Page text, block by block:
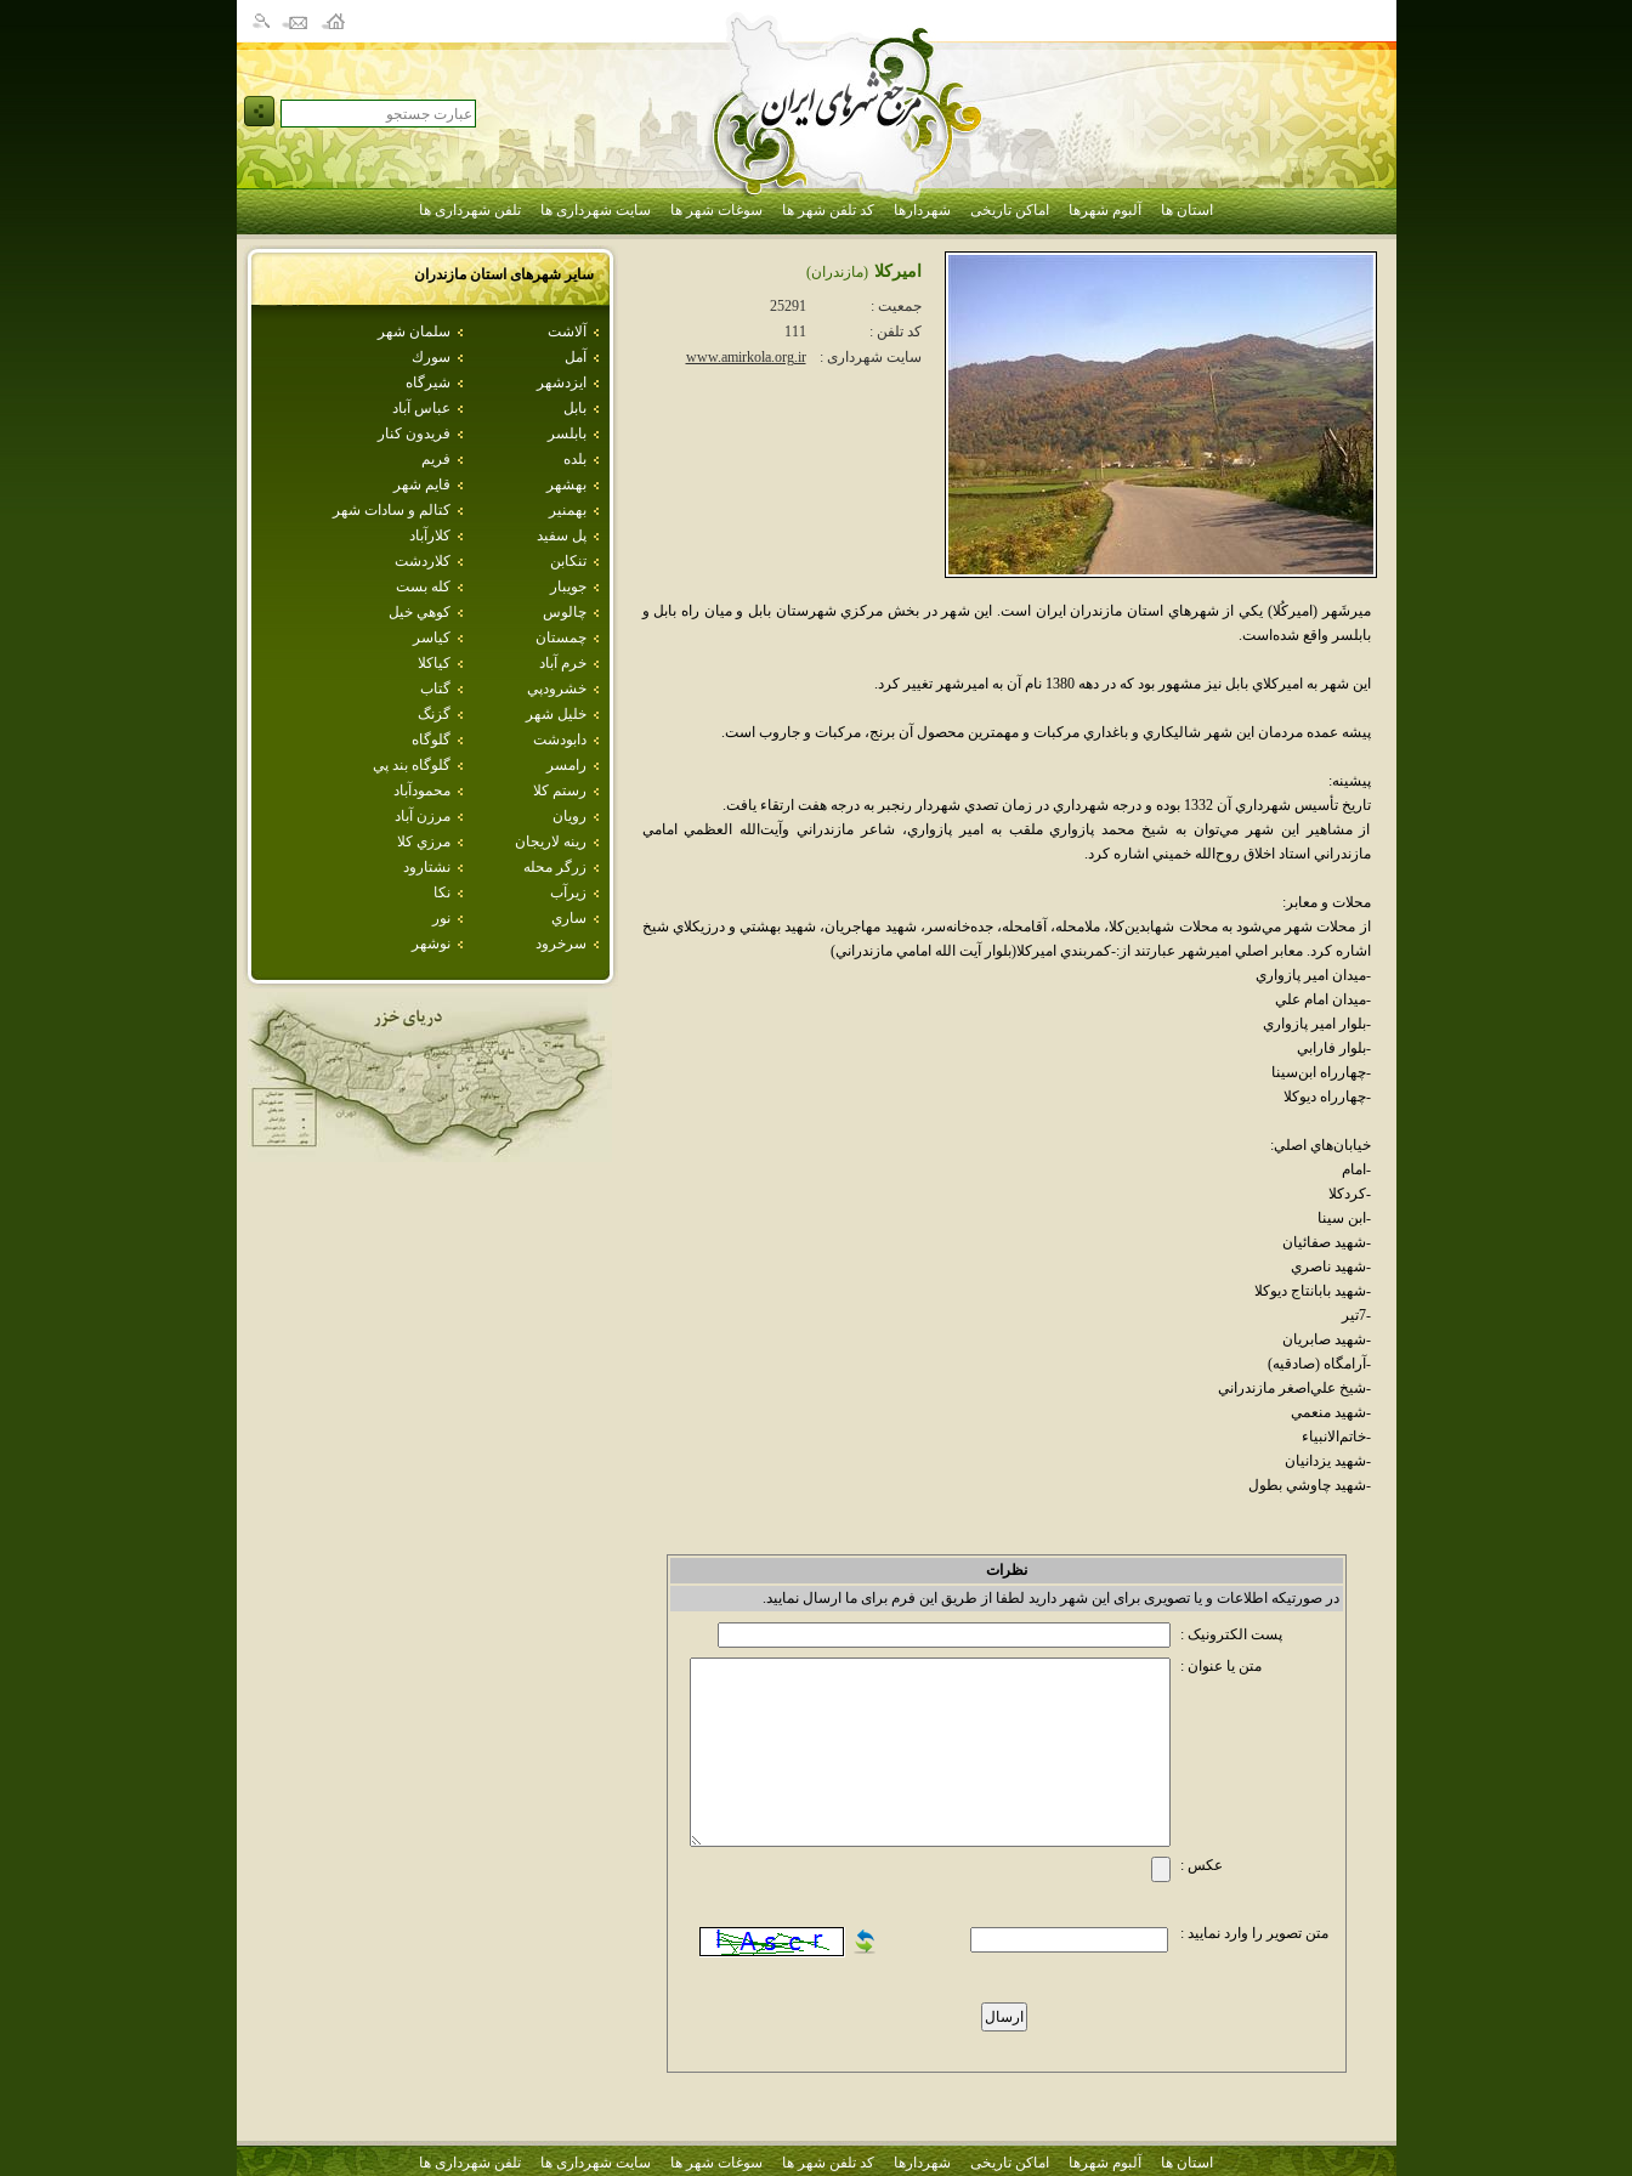
استان ها آلبوم شهرها اماکن تاریخی شهردارها کد تلفن شهر ها سوغات شهر ها سایت شهرداری ها تلفن شهرداری ها
سایر شهرهای استانمازندران
آلاشت
سلمان شهر
آمل
سورك
ايزدشهر
شيرگاه
بابل
عباس آباد
بابلسر
فريدون كنار
بلده
فريم
بهشهر
قايم شهر
بهمنير
كتالم و سادات شهر
پل سفيد
كلارآباد
تنكابن
كلاردشت
جويبار
كله بست
چالوس
كوهي خيل
چمستان
كياسر
خرم آباد
كياكلا
خشرودپي
گتاب
خليل شهر
گزنگ
دابودشت
گلوگاه
رامسر
گلوگاه بند پي
رستم كلا
محمودآباد
رويان
مرزن آباد
رينه لاريجان
مرزي كلا
زرگر محله
نشتارود
زيرآب
نكا
ساري
نور
سرخرود
نوشهر
اميركلا (مازندران)
جمعیت :
25291
کد تلفن :
111
سایت شهرداری :
www.amirkola.org.ir
ميرشَهر (اميرکُلا) يکي از شهرهاي استان مازندران ايران است. اين شهر در بخش مرکزي شهرستان بابل و ميان راه بابل و
بابلسر واقع شده‌است.
اين شهر به اميرکلاي بابل نيز مشهور بود که در دهه 1380 نام آن به اميرشهر تغيير کرد.
پيشه عمده مردمان اين شهر شاليکاري و باغداري مرکبات و مهمترين محصول آن برنج، مرکبات و جاروب است.
پيشينه:
تاريخ تأسيس شهرداري آن 1332 بوده و درجه شهرداري در زمان تصدي شهردار رنجبر به درجه هفت ارتقاء يافت.
از مشاهير اين شهر مي‌توان به شيخ محمد پازواري ملقب به امير پازواري، شاعر مازندراني وآيت‌الله العظمي امامي
مازندراني استاد اخلاق روح‌الله خميني اشاره کرد.
محلات و معابر:
از محلات شهر مي‌شود به محلات شهابدين‌کلا، ملامحله، آقامحله، جده‌خانه‌سر، شهيد مهاجريان، شهيد بهشتي و درزيکلاي شيخ
اشاره کرد. معابر اصلي اميرشهر عبارتند از:-کمربندي اميرکلا(بلوار آيت الله امامي مازندراني)
-ميدان امير پازواري
-ميدان امام علي
-بلوار امير پازواري
-بلوار فارابي
-چهارراه ابن‌سينا
-چهارراه ديوکلا
خيابان‌هاي اصلي:
-امام
-کردکلا
-ابن سينا
-شهيد صفائيان
-شهيد ناصري
-شهيد بابا‌نتاج ديوکلا
-7تير
-شهيد صابريان
-آرامگاه (صادقيه)
-شيخ علي‌اصغر مازندراني
-شهيد منعمي
-خاتم‌الانبياء
-شهيد يزدانيان
-شهيد چاوشي بطول
نظرات
در صورتیکه اطلاعات و یا تصویری برای این شهر دارید لطفا از طریق این فرم برای ما ارسال نمایید.
پست الکترونیک :
متن یا عنوان :
عکس :
متن تصویر را وارد نمایید :
استان ها آلبوم شهرها اماکن تاریخی شهردارها کد تلفن شهر ها سوغات شهر ها سایت شهرداری ها تلفن شهرداری ها